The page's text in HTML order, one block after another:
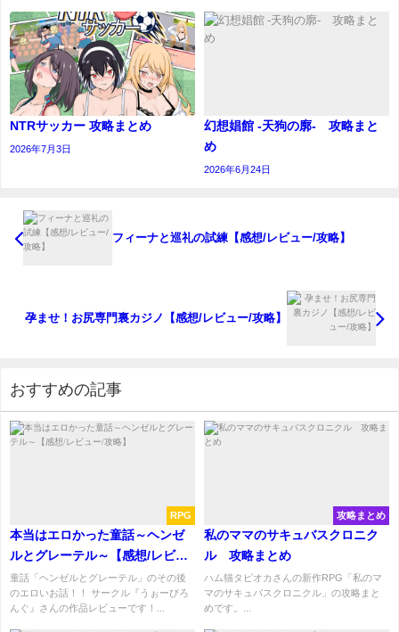
NTRサッカー 攻略まとめ
2026年7月3日
幻想娼館 -天狗の廓- 攻略まと
め
2026年6月24日
フィーナと巡礼の試練【感想/レビュー/攻略】
孕ませ！お尻専門裏カジノ【感想/レビュー/攻略】
おすすめの記事
RPG
本当はエロかった童話～ヘンゼ
ルとグレーテル～【感想/レビュ
ー/攻略】
童話「ヘンゼルとグレーテル」のその後
のエロいお話！！ サークル『うぉーびろ
んぐ』さんの作品レビューです！...
攻略まとめ
私のママのサキュバスクロニク
ル 攻略まとめ
ハム猫タピオカさんの新作RPG「私のマ
マのサキュバスクロニクル」の攻略まと
めです。...